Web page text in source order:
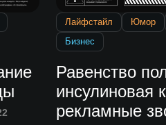
Лайфстайл Юмор
Бизнес
Равенство
инсулиновая
рекламные